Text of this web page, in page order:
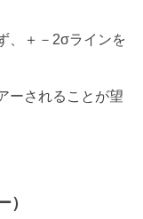
、＋－2σラインを
ーされることが望
）